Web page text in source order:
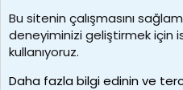
MosesBrownHayranı
Son üye
Bu sitenin çalışmasını
deneyiminizi geliştirmek için
kullanıyoruz.
Daha fazla bilgi edinin ve